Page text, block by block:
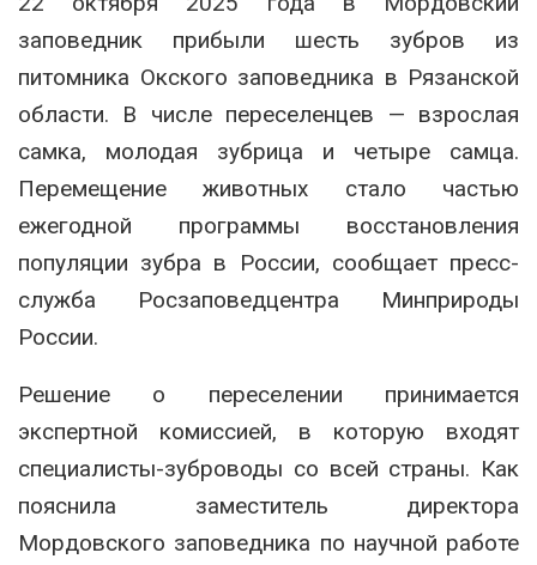
заповедник прибыли шесть зубров из
питомника Окского заповедника в Рязанской
области. В числе переселенцев — взрослая
самка, молодая зубрица и четыре самца.
Перемещение животных стало частью
ежегодной программы восстановления
популяции зубра в России, сообщает пресс-
служба Росзаповедцентра Минприроды
России.
Решение о переселении принимается
экспертной комиссией, в которую входят
специалисты-зуброводы со всей страны. Как
пояснила заместитель директора
Мордовского заповедника по научной работе